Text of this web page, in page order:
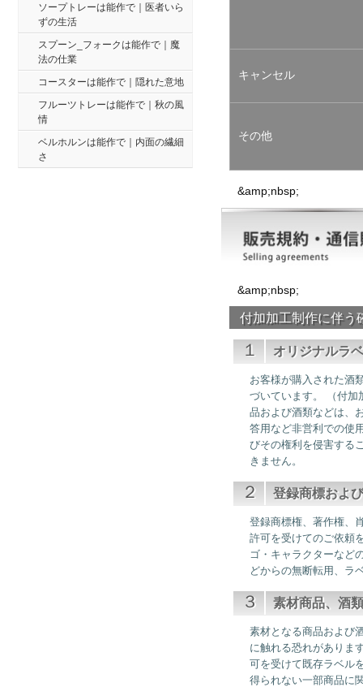
キャンセル
その他
&amp;nbsp;
&amp;nbsp;
付加加工制作に伴う
１ オリジナルラ
お客様が購入された酒
づいています。 （付加
品および酒類などは、
答用など非営利での使
びその権利を侵害する
きません。
２ 登録商標およ
登録商標権、著作権、
許可を受けてのご依頼
ゴ・キャラクターなど
どからの無断転用、ラ
３ 素材商品、酒
素材となる商品および
に触れる恐れがありま
可を受けて既存ラベル
得られない一部商品に
ソープトレーは能作で｜医者いら
ずの生活
スプーン_フォークは能作で｜魔
法の仕業
コースターは能作で｜隠れた意地
フルーツトレーは能作で｜秋の風
情
ベルホルンは能作で｜内面の繊細
さ